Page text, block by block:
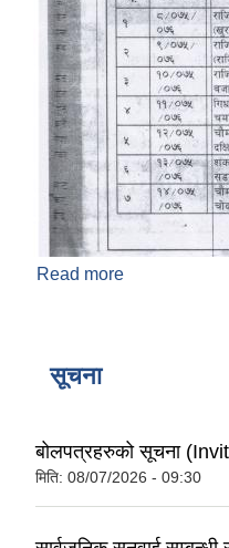
Read more
सूचना
बोलपत्रहरुको सूचना
मिति: 08/07/2026 - 09:30